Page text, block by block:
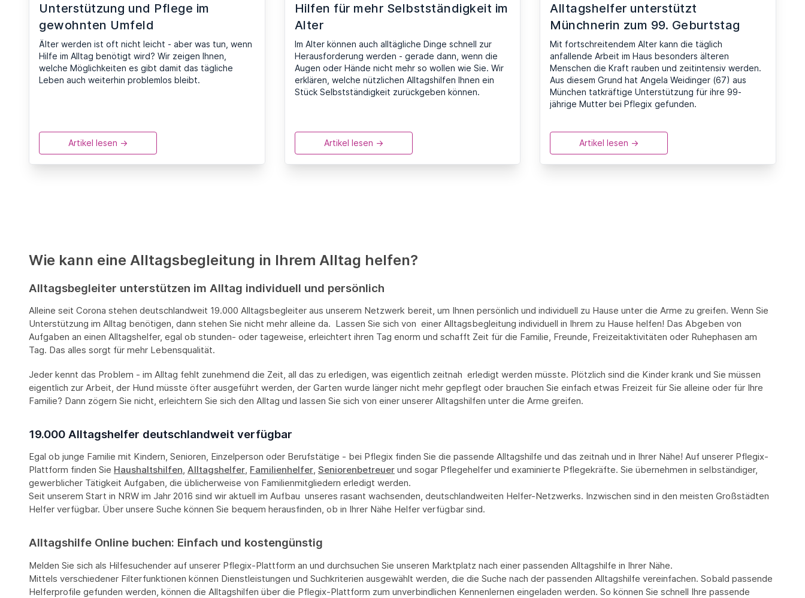
Unterstützung und Pflege im
gewohnten Umfeld
Älter werden ist oft nicht leicht - aber was tun, wenn
Hilfe im Alltag benötigt wird? Wir zeigen Ihnen,
welche Möglichkeiten es gibt damit das tägliche
Leben auch weiterhin problemlos bleibt.
Artikel lesen ->
Hilfen für mehr Selbstständigkeit im
Alter
Im Alter können auch alltägliche Dinge schnell zur
Herausforderung werden - gerade dann, wenn die
Augen oder Hände nicht mehr so wollen wie Sie. Wir
erklären, welche nützlichen Alltagshilfen Ihnen ein
Stück Selbstständigkeit zurückgeben können.
Artikel lesen ->
Alltagshelfer unterstützt
Münchnerin zum 99. Geburtstag
Mit fortschreitendem Alter kann die täglich
anfallende Arbeit im Haus besonders älteren
Menschen die Kraft rauben und zeitintensiv werden.
Aus diesem Grund hat Angela Weidinger (67) aus
München tatkräftige Unterstützung für ihre 99-
jährige Mutter bei Pflegix gefunden.
Artikel lesen ->
Wie kann eine Alltagsbegleitung in Ihrem Alltag helfen?
Alltagsbegleiter unterstützen im Alltag individuell und persönlich
Alleine seit Corona stehen deutschlandweit 19.000 Alltagsbegleiter aus unserem Netzwerk bereit, um Ihnen persönlich und individuell zu Hause unter die Arme zu greifen. Wenn Sie
Unterstützung im Alltag benötigen, dann stehen Sie nicht mehr alleine da. Lassen Sie sich von einer Alltagsbegleitung individuell in Ihrem zu Hause helfen! Das Abgeben von
Aufgaben an einen Alltagshelfer, egal ob stunden- oder tageweise, erleichtert ihren Tag enorm und schafft Zeit für die Familie, Freunde, Freizeitaktivitäten oder Ruhephasen am
Tag. Das alles sorgt für mehr Lebensqualität.
Jeder kennt das Problem - im Alltag fehlt zunehmend die Zeit, all das zu erledigen, was eigentlich zeitnah erledigt werden müsste. Plötzlich sind die Kinder krank und Sie müssen
eigentlich zur Arbeit, der Hund müsste öfter ausgeführt werden, der Garten wurde länger nicht mehr gepflegt oder brauchen Sie einfach etwas Freizeit für Sie alleine oder für Ihre
Familie? Dann zögern Sie nicht, erleichtern Sie sich den Alltag und lassen Sie sich von einer unserer Alltagshilfen unter die Arme greifen.
19.000 Alltagshelfer deutschlandweit verfügbar
Egal ob junge Familie mit Kindern, Senioren, Einzelperson oder Berufstätige - bei Pflegix finden Sie die passende Alltagshilfe und das zeitnah und in Ihrer Nähe! Auf unserer Pflegix-
Plattform finden Sie Haushaltshilfen, Alltagshelfer, Familienhelfer, Seniorenbetreuer und sogar Pflegehelfer und examinierte Pflegekräfte. Sie übernehmen in selbständiger,
gewerblicher Tätigkeit Aufgaben, die üblicherweise von Familienmitgliedern erledigt werden.
Seit unserem Start in NRW im Jahr 2016 sind wir aktuell im Aufbau unseres rasant wachsenden, deutschlandweiten Helfer-Netzwerks. Inzwischen sind in den meisten Großstädten
Helfer verfügbar. Über unsere Suche können Sie bequem herausfinden, ob in Ihrer Nähe Helfer verfügbar sind.
Alltagshilfe Online buchen: Einfach und kostengünstig
Melden Sie sich als Hilfesuchender auf unserer Pflegix-Plattform an und durchsuchen Sie unseren Marktplatz nach einer passenden Alltagshilfe in Ihrer Nähe.
Mittels verschiedener Filterfunktionen können Dienstleistungen und Suchkriterien ausgewählt werden, die die Suche nach der passenden Alltagshilfe vereinfachen. Sobald passende
Helferprofile gefunden werden, können die Alltagshilfen über die Pflegix-Plattform zum unverbindlichen Kennenlernen eingeladen werden. So können Sie schnell Ihre passende